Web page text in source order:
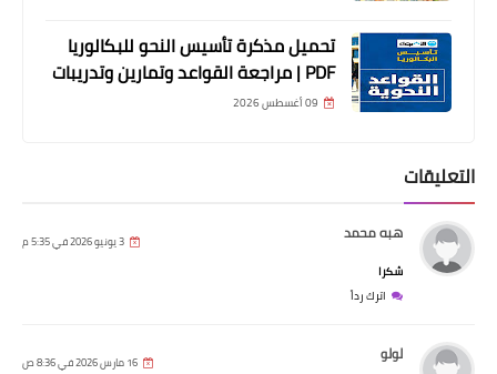
تحميل مذكرة تأسيس النحو للبكالوريا
PDF | مراجعة القواعد وتمارين وتدريبات
09 أغسطس 2026
التعليقات
هبه محمد 3 يونيو 2026 في 5:35 م
شكرا
اترك رداً
لولو 16 مارس 2026 في 8:36 ص